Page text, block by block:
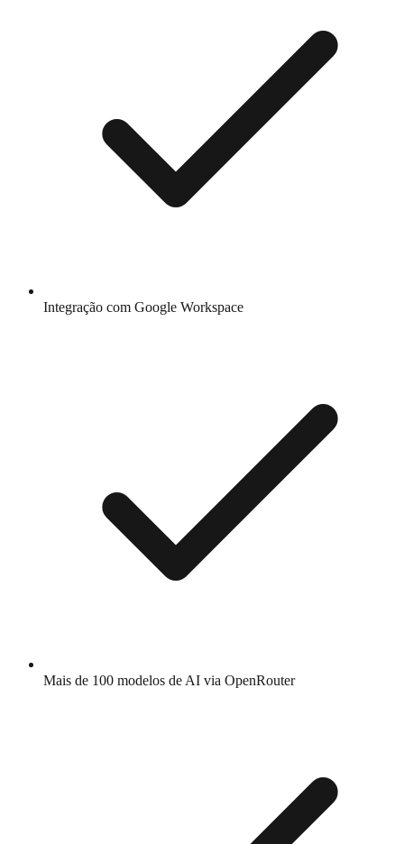
Integração com Google Workspace
Mais de 100 modelos de AI via OpenRouter